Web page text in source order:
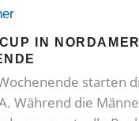
IN
starten
Während die